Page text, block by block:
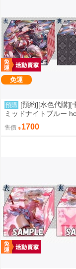
免運
預購 [預約][水色代購][
ミッドナイトブルー
神ミオ
售價 1700